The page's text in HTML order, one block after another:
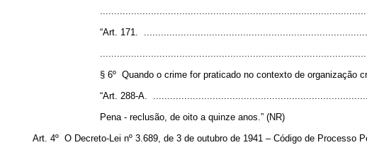
“Art. 171.
§ 6º Quando o crime for praticado no contexto de organização
“Art. 288-A.
Pena - reclusão, de oito a quinze anos.” (NR)
Art. 4º O Decreto-Lei nº 3.689, de 3 de outubro de 1941 – Código de Processo